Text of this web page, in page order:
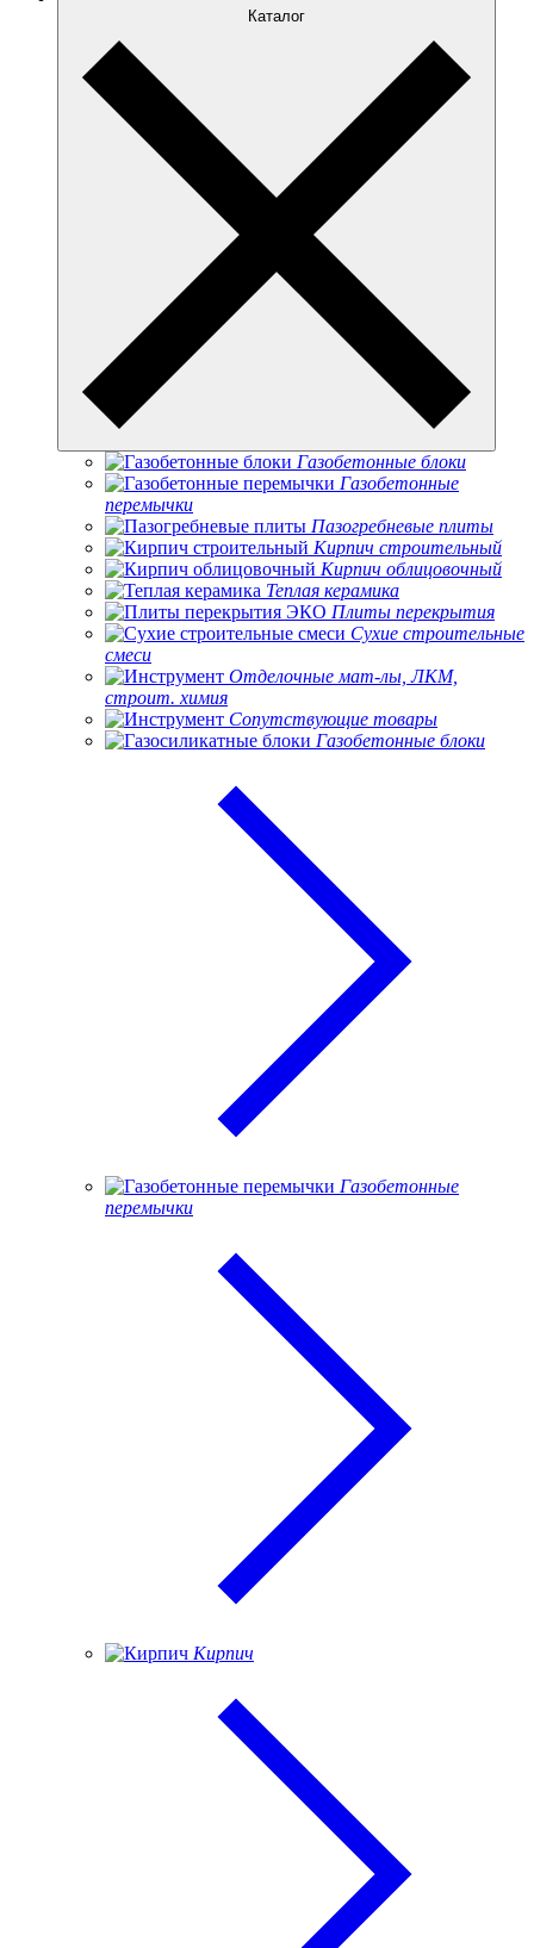
Каталог
Газобетонные блоки
Газобетонные
перемычки
Пазогребневые плиты
Кирпич строительный
Кирпич облицовочный
Теплая керамика
Плиты перекрытия
Сухие строительные
смеси
Отделочные мат-лы, ЛКМ,
строит. химия
Сопутствующие товары
Газобетонные блоки
Газобетонные
перемычки
Кирпич